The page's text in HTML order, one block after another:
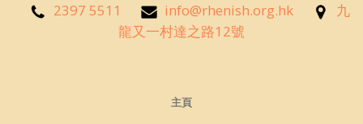
2397 5511 info@rhenish.org.hk
九
龍又一村達之路12號
主頁